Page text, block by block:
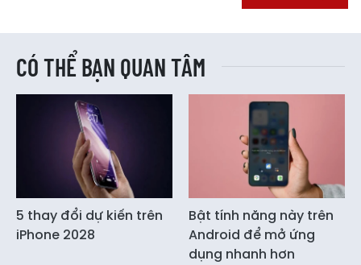
CÓ THỂ BẠN QUAN TÂM
5 thay đổi dự kiến trên
iPhone 2028
Bật tính năng này trên
Android để mở ứng
dụng nhanh hơn